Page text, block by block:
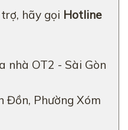
hãy gọi Hotline
nhà OT2 - Sài Gòn
Đồn, Phường Xóm